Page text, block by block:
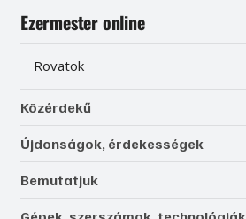
Ezermester online
Rovatok
Közérdekű
Újdonságok, érdekességek
Bemutatjuk